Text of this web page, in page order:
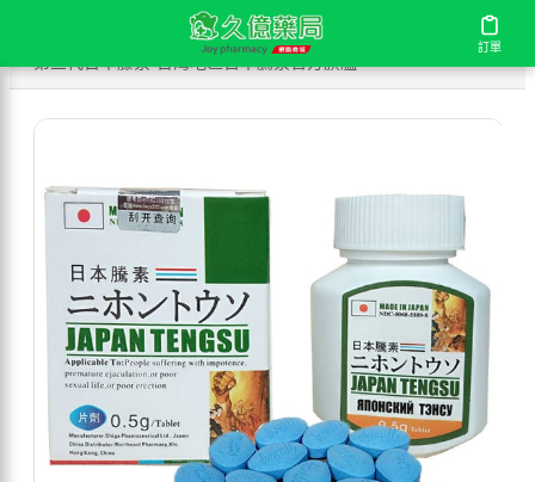
訂單
訂單
壯陽延時 /
第三代日本藤素-台灣地區日本騰素官方旗艦